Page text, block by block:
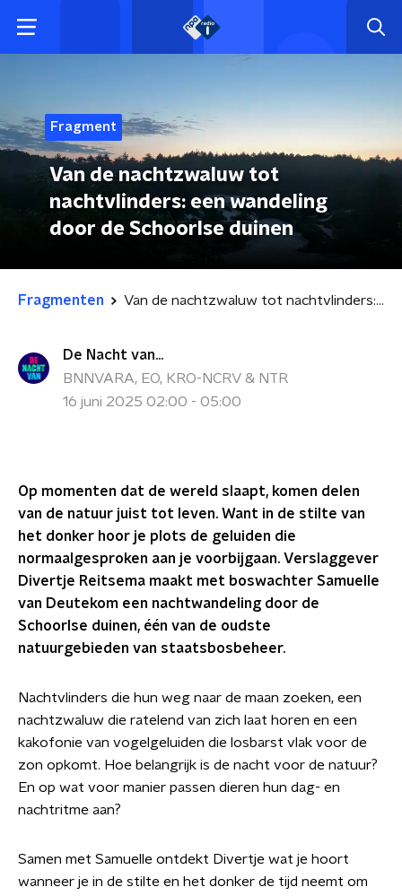
Fragment
Van de nachtzwaluw tot
nachtvlinders: een wandeling
door de Schoorlse duinen
Fragmenten Van de nachtzwaluw tot nachtvlinders: een wandeling door de Schoorlse duinen
De Nacht van...
BNNVARA, EO, KRO-NCRV & NTR
16 juni 2025 02:00 - 05:00
Op momenten dat de wereld slaapt, komen delen
van de natuur juist tot leven. Want in de stilte van
het donker hoor je plots de geluiden die
normaalgesproken aan je voorbijgaan. Verslaggever
Divertje Reitsema maakt met boswachter Samuelle
van Deutekom een nachtwandeling door de
Schoorlse duinen, één van de oudste
natuurgebieden van staatsbosbeheer.
Nachtvlinders die hun weg naar de maan zoeken, een
nachtzwaluw die ratelend van zich laat horen en een
kakofonie van vogelgeluiden die losbarst vlak voor de
zon opkomt. Hoe belangrijk is de nacht voor de natuur?
En op wat voor manier passen dieren hun dag- en
nachtritme aan?
Samen met Samuelle ontdekt Divertje wat je hoort
wanneer je in de stilte en het donker de tijd neemt om